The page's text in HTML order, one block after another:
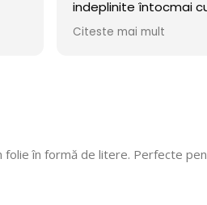
petrecerea
incercat norocul și a
Baloanele sunt chiar
Citeste mai mult
în formă de litere. Perfecte